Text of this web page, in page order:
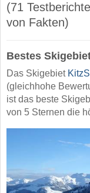
(71
von Fakten)
Bestes
Das Skigebiet
(gleichhohe
ist das beste
von 5 Sternen die